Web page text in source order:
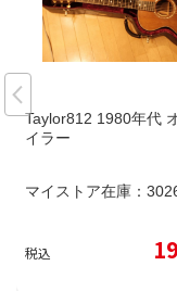
Taylor812 1980年代
イラー
マイストア在庫：
税込